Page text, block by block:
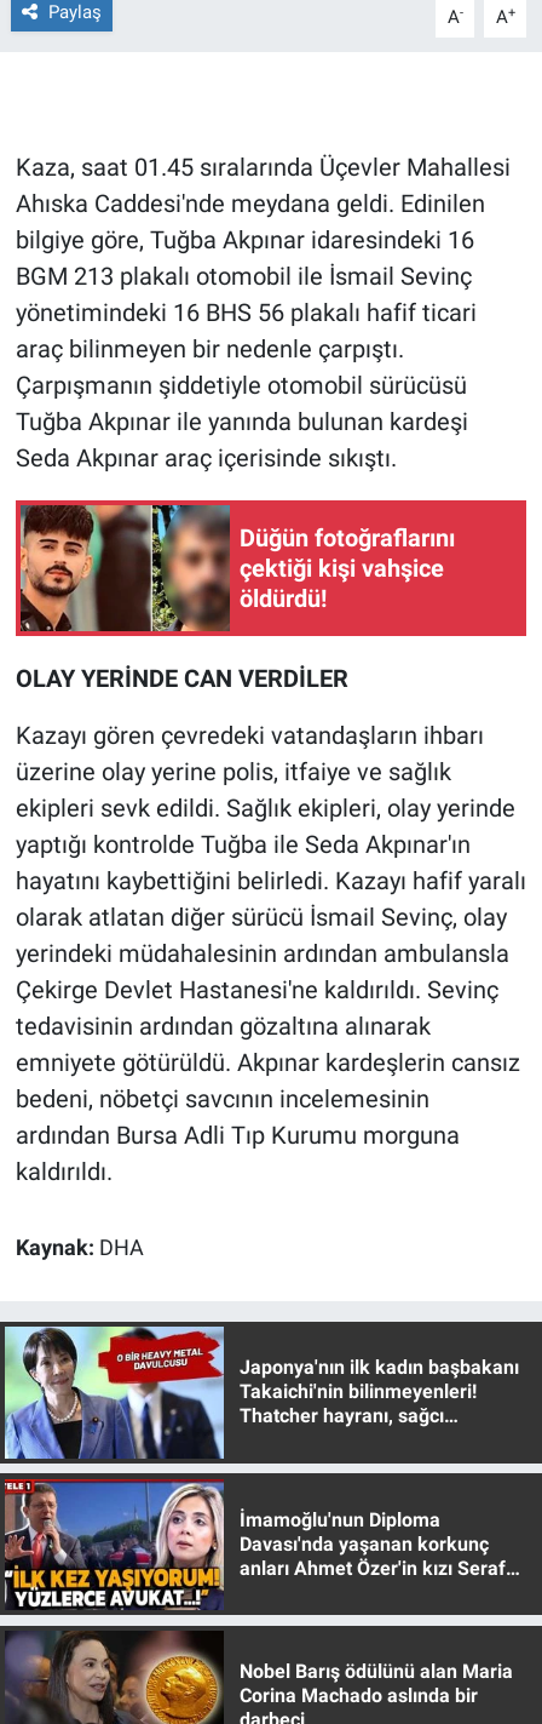
Paylaş A- A+
Kaza, saat 01.45 sıralarında Üçevler Mahallesi
Ahıska Caddesi'nde meydana geldi. Edinilen
bilgiye göre, Tuğba Akpınar idaresindeki 16
BGM 213 plakalı otomobil ile İsmail Sevinç
yönetimindeki 16 BHS 56 plakalı hafif ticari
araç bilinmeyen bir nedenle çarpıştı.
Çarpışmanın şiddetiyle otomobil sürücüsü
Tuğba Akpınar ile yanında bulunan kardeşi
Seda Akpınar araç içerisinde sıkıştı.
Düğün fotoğraflarını
çektiği kişi vahşice
öldürdü!
OLAY YERİNDE CAN VERDİLER
Kazayı gören çevredeki vatandaşların ihbarı
üzerine olay yerine polis, itfaiye ve sağlık
ekipleri sevk edildi. Sağlık ekipleri, olay yerinde
yaptığı kontrolde Tuğba ile Seda Akpınar'ın
hayatını kaybettiğini belirledi. Kazayı hafif yaralı
olarak atlatan diğer sürücü İsmail Sevinç, olay
yerindeki müdahalesinin ardından ambulansla
Çekirge Devlet Hastanesi'ne kaldırıldı. Sevinç
tedavisinin ardından gözaltına alınarak
emniyete götürüldü. Akpınar kardeşlerin cansız
bedeni, nöbetçi savcının incelemesinin
ardından Bursa Adli Tıp Kurumu morguna
kaldırıldı.
Kaynak: DHA
Japonya'nın ilk kadın başbakanı
Takaichi'nin bilinmeyenleri!
Thatcher hayranı, sağcı
İmamoğlu'nun Diploma
Davası'nda yaşanan korkunç
anları Ahmet Özer'in kızı Seraf
Nobel Barış ödülünü alan Maria
Corina Machado aslında bir
Gün Bitiyor
Gündem Özel
Günün görüntüsü
Haber
İlan
Kimdir
Koronavirüs
Kültür Sanat
Ne demişti
Programlar
Sağlık
Spor
Teknoloji
Türkiye'nin Geleceği
Türkiye'nin Gündemi
Yerel Gündem